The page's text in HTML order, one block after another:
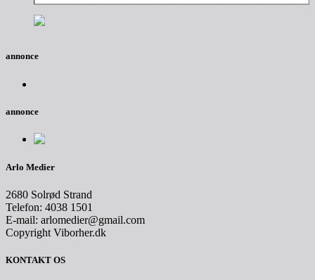
annonce
annonce
Arlo Medier
2680 Solrød Strand
Telefon: 4038 1501
E-mail: arlomedier@gmail.com
Copyright Viborher.dk
KONTAKT OS